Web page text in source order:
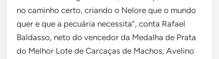
no caminho certo, criando o Nelore que o mundo
quer e que a pecuária necessita”, conta Rafael
Baldasso, neto do vencedor da Medalha de Prata
do Melhor Lote de Carcaças de Machos, Avelino